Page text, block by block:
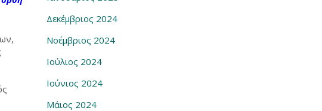
Δεκέμβριος 2024
Νοέμβριος 2024
Ιούλιος 2024
Ιούνιος 2024
Μάιος 2024